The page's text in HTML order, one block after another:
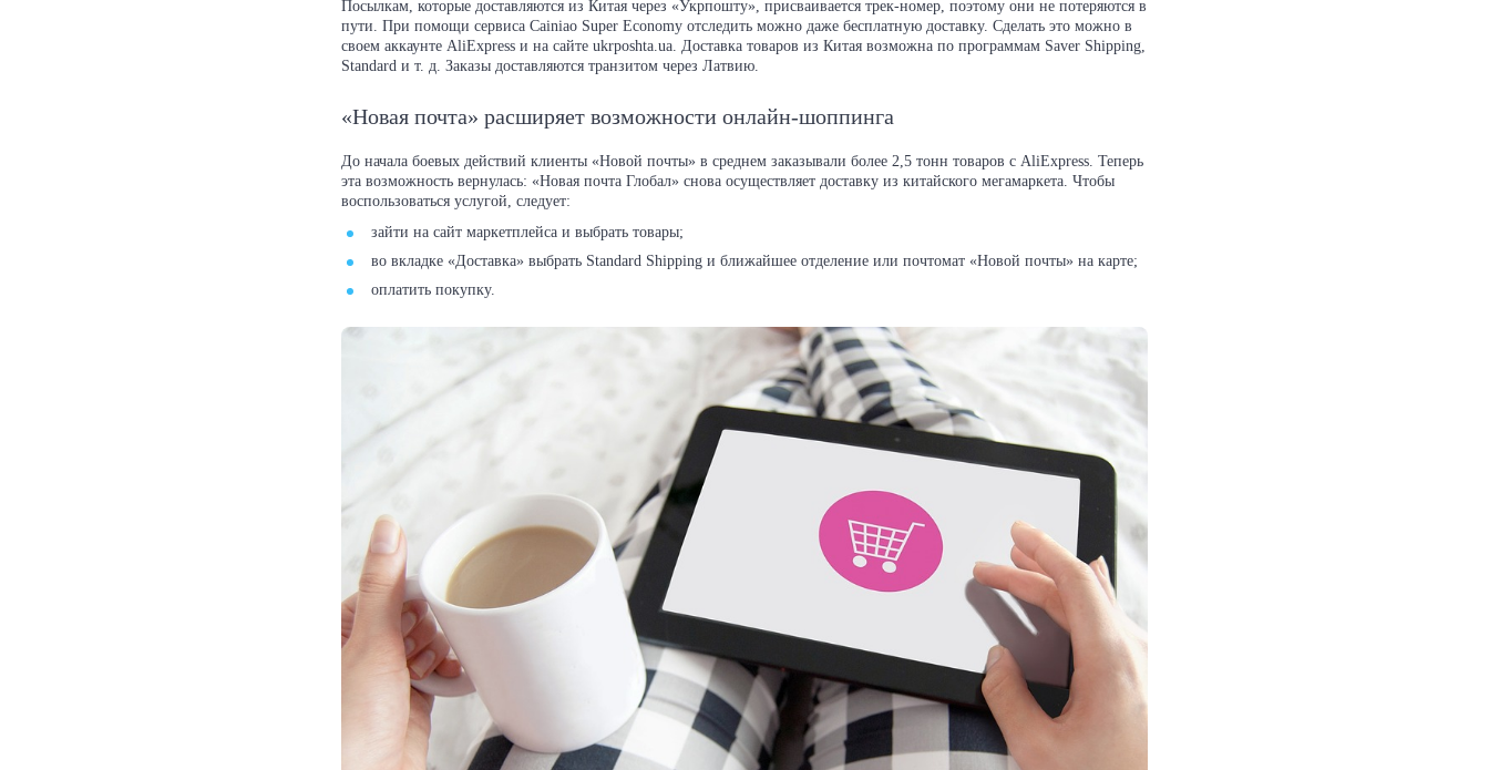
Посылкам, которые доставляются из Китая через «Укрпошту», присваивается трек-номер, поэтому они не потеряются в
пути. При помощи сервиса Cainiao Super Economy отследить можно даже бесплатную доставку. Сделать это можно в
своем аккаунте AliExpress и на сайте ukrposhta.ua. Доставка товаров из Китая возможна по программам Saver Shipping,
Standard и т. д. Заказы доставляются транзитом через Латвию.
«Новая почта» расширяет возможности онлайн-шоппинга
До начала боевых действий клиенты «Новой почты» в среднем заказывали более 2,5 тонн товаров с AliExpress. Теперь
эта возможность вернулась: «Новая почта Глобал» снова осуществляет доставку из китайского мегамаркета. Чтобы
воспользоваться услугой, следует:
зайти на сайт маркетплейса и выбрать товары;
во вкладке «Доставка» выбрать Standard Shipping и ближайшее отделение или почтомат «Новой почты» на карте;
оплатить покупку.